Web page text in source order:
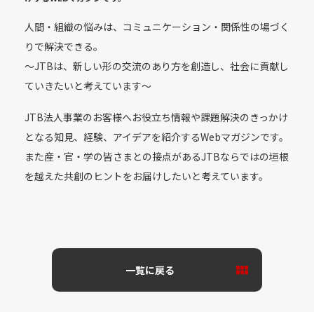
人間・組織の悩みは、コミュニケーション・関係性の場づく
りで解決できる。
〜JTBは、新しい形の交流のあり方を創造し、社会に貢献し
ていきたいと考えています〜
JTB法人事業のお客様へお役立ち情報や課題解決のきっかけ
となる知見、経験、アイデアを紹介するWebマガジンです。
また産・官・学の皆さまとの接点があるJTBならではの垣根
を越えた共創のヒントをお届けしたいと考えています。
一覧に戻る